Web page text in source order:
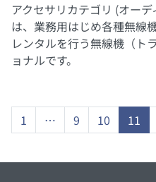
アクセサリカテゴリ (オー
は、業務用はじめ各種無線
レンタルを行う無線機（ト
ョナルです。
1 … 9 10 11